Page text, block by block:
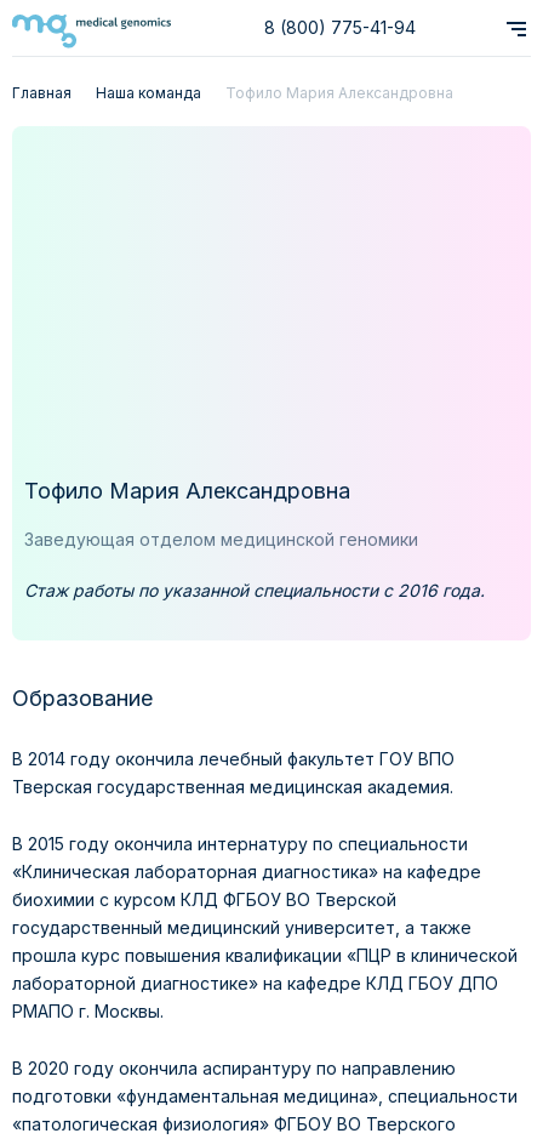
8 (800) 775-41-94
Главная Наша команда Тофило Мария Александровна
Тофило Мария Александровна
Заведующая отделом медицинской геномики
Стаж работы по указанной специальности с 2016 года.
Образование
В 2014 году окончила лечебный факультет ГОУ ВПО
Тверская государственная медицинская академия.
В 2015 году окончила интернатуру по специальности
«Клиническая лабораторная диагностика» на кафедре
биохимии с курсом КЛД ФГБОУ ВО Тверской
государственный медицинский университет, а также
прошла курс повышения квалификации «ПЦР в клинической
лабораторной диагностике» на кафедре КЛД ГБОУ ДПО
РМАПО г. Москвы.
В 2020 году окончила аспирантуру по направлению
подготовки «фундаментальная медицина», специальности
«патологическая физиология» ФГБОУ ВО Тверского